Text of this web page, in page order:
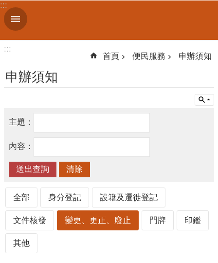
跳到主要內容區塊
進
階
簡
民
服
務
人
口
統
計
:::
:::
首頁 便民服務 申辦須知
申辦須知
主題：
內容：
全部 身分登記 設籍及遷徙登記
文件核發 變更、更正、廢止 門牌 印鑑
其他